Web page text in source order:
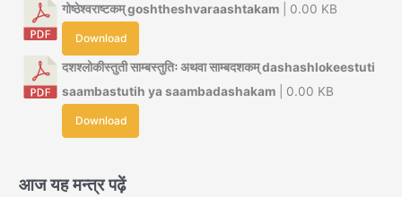
गोष्ठेश्वराष्टकम् goshtheshvaraashtakam | 0.00 KB
Download
दशश्लोकीस्तुती साम्बस्तुतिः अथवा साम्बदशकम् dashashlokeestuti
saambastutih ya saambadashakam | 0.00 KB
Download
आज यह मन्त्र पढ़ें